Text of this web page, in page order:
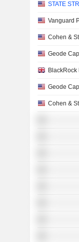
STATE
Vanguard
Cohen &
Geode
BlackRock
Geode
Cohen &